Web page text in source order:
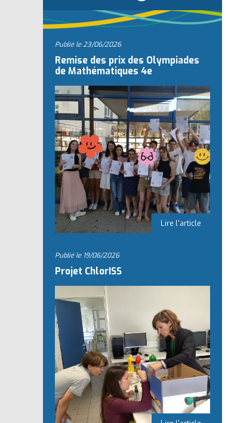
Publié le23/06/2026
Remise des prix des Olympiades
de Mathématiques 4e
Publié le 19/06/2026
Projet ChlorISS